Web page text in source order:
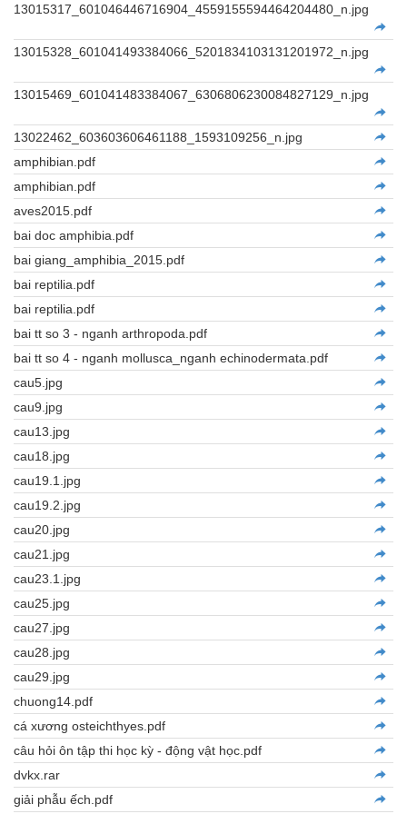
13015317_601046446716904_4559155594464204480_n.jpg
13015328_601041493384066_5201834103131201972_n.jpg
13015469_601041483384067_6306806230084827129_n.jpg
13022462_603603606461188_1593109256_n.jpg
amphibian.pdf
amphibian.pdf
aves2015.pdf
bai doc amphibia.pdf
bai giang_amphibia_2015.pdf
bai reptilia.pdf
bai reptilia.pdf
bai tt so 3 - nganh arthropoda.pdf
bai tt so 4 - nganh mollusca_nganh echinodermata.pdf
cau5.jpg
cau9.jpg
cau13.jpg
cau18.jpg
cau19.1.jpg
cau19.2.jpg
cau20.jpg
cau21.jpg
cau23.1.jpg
cau25.jpg
cau27.jpg
cau28.jpg
cau29.jpg
chuong14.pdf
cá xương osteichthyes.pdf
câu hỏi ôn tập thi học kỳ - động vật học.pdf
dvkx.rar
giải phẫu ếch.pdf